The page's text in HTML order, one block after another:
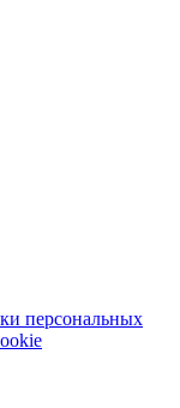
персональных